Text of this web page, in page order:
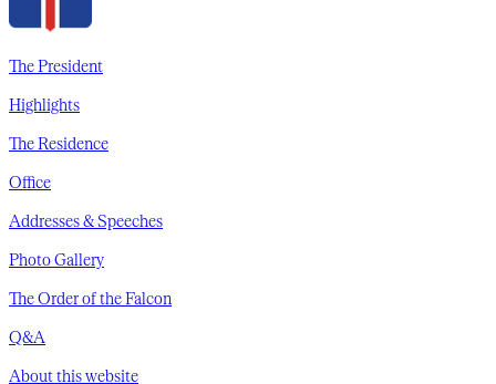
The President
Highlights
The Residence
Office
Addresses & Speeches
Photo Gallery
The Order of the Falcon
Q&A
About this website